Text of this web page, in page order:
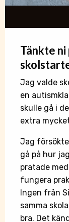
Tänkte ni
Jag valde
en
skulle gå i
extra
Jag
gå på hur
pratade
fungera
Ingen från
samma
bra. Det